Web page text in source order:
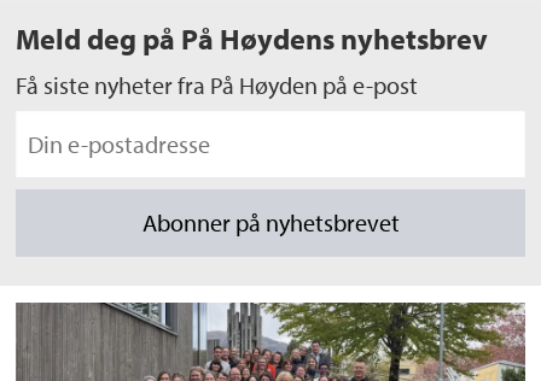
Meld deg på På Høydens nyhetsbrev
Få siste nyheter fra På Høyden på e-post